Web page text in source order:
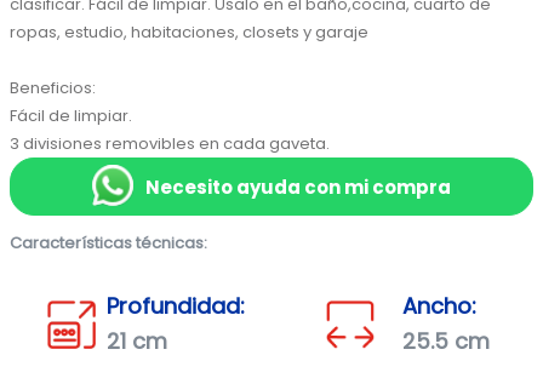
ropas, estudio, habitaciones, closets y garaje
Beneficios:
Fácil de limpiar.
3 divisiones removibles en cada gaveta.
Necesito ayuda con mi compra
Características técnicas:
Profundidad:
21 cm
Ancho:
25.5 cm